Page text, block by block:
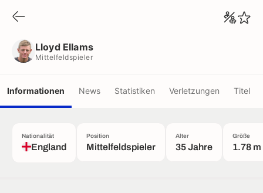
Lloyd Ellams
Mittelfeldspieler
Informationen News Statistiken Verletzungen Titel
Nationalität
England
Position
Mittelfeldspieler
Alter
35 Jahre
Größe
1.78 m